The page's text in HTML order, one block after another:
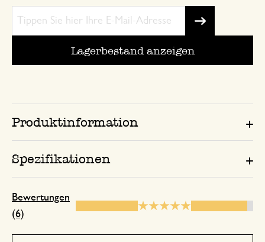
Lagerbestand anzeigen
Produktinformation
Spezifikationen
Bewertungen
(6)
4. Dezember 2024